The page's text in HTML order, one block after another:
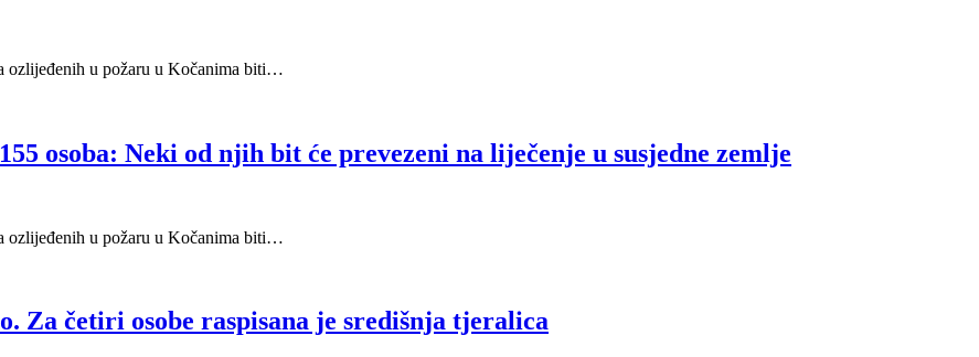
ozlijeđenih u požaru u Kočanima biti…
osoba: Neki od njih bit će prevezeni na liječenje u susjedne zemlje
ozlijeđenih u požaru u Kočanima biti…
Za četiri osobe raspisana je središnja tjeralica